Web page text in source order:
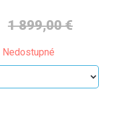
1 899,00 €
Nedostupné